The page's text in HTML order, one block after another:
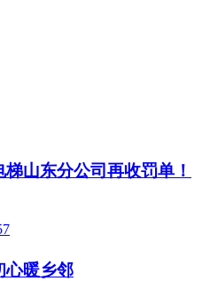
山东分公司再收罚单！
心暖乡邻